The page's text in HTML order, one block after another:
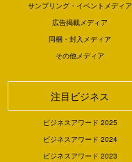
サンプリング・イベントメディア
広告掲載メディア
同梱・封入メディア
その他メディア
注目ビジネス
ビジネスアワード 2025
ビジネスアワード 2024
ビジネスアワード 2023